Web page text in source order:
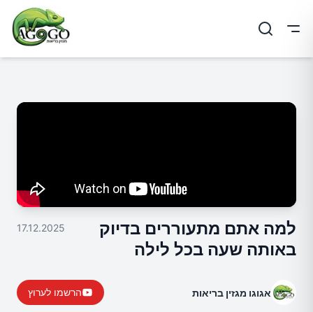
למה אתם מתעוררים בדיוק
באותה שעה בכל לילה
17.12.2025
אגוגו מגזין בריאות הרשמו לערוץ